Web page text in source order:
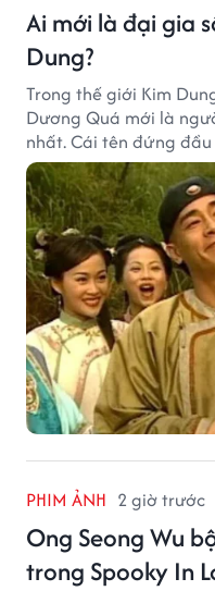
Ai mới là đại gia
Dung?
Trong thế giới Kim
Dương Quá mới là
nhất. Cái tên đứng
bởi xuất thân của
giống một đại hiệp.
PHIM ẢNH 2 giờ trước
Ong Seong Wu
trong Spooky In